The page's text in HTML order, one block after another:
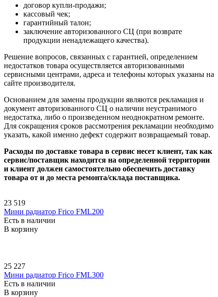
договор купли-продажи;
кассовый чек;
гарантийный талон;
заключение авторизованного СЦ (при возврате
продукции ненадлежащего качества).
Решение вопросов, связанных с гарантией, определением
недостатков товара осуществляется авторизованными
сервисными центрами, адреса и телефоны которых указаны на
сайте производителя.
Основанием для замены продукции являются рекламация и
документ авторизованного СЦ о наличии неустранимого
недостатка, либо о произведенном неоднократном ремонте.
Для сокращения сроков рассмотрения рекламации необходимо
указать, какой именно дефект содержит возвращаемый товар.
Расходы по доставке товара в сервис несет клиент, так как
сервис/поставщик находится на определенной территории
и клиент должен самостоятельно обеспечить доставку
товара от и до места ремонта/склада поставщика.
23 519
Мини радиатор Frico FML200
Есть в наличии
В корзину
25 227
Мини радиатор Frico FML300
Есть в наличии
В корзину